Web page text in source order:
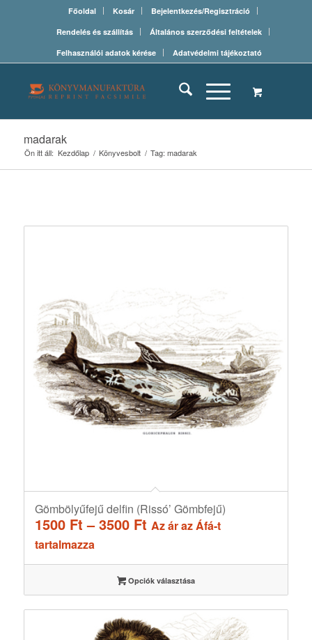
Főoldal Kosár
Bejelentkezés/Regisztráció
Rendelés és szállítás
Általános szerződési feltételek
Felhasználói adatok kérése
Adatvédelmi tájékoztató
madarak
Ön itt áll: Kezdőlap / Könyvesbolt / Tag: madarak
Gömbölyűfejű delfin (Rissó’ Gömbfejű)
1500 Ft – 3500 FtÁrtartomány:
3500 Ft
Az ár az Áfá-t
tartalmazza
Opciók választása